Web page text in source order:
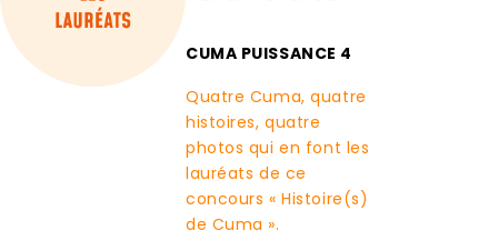
CUMA PUISSANCE 4
Quatre Cuma, quatre
histoires, quatre
photos qui en font les
lauréats de ce
concours « Histoire(s)
de Cuma ».